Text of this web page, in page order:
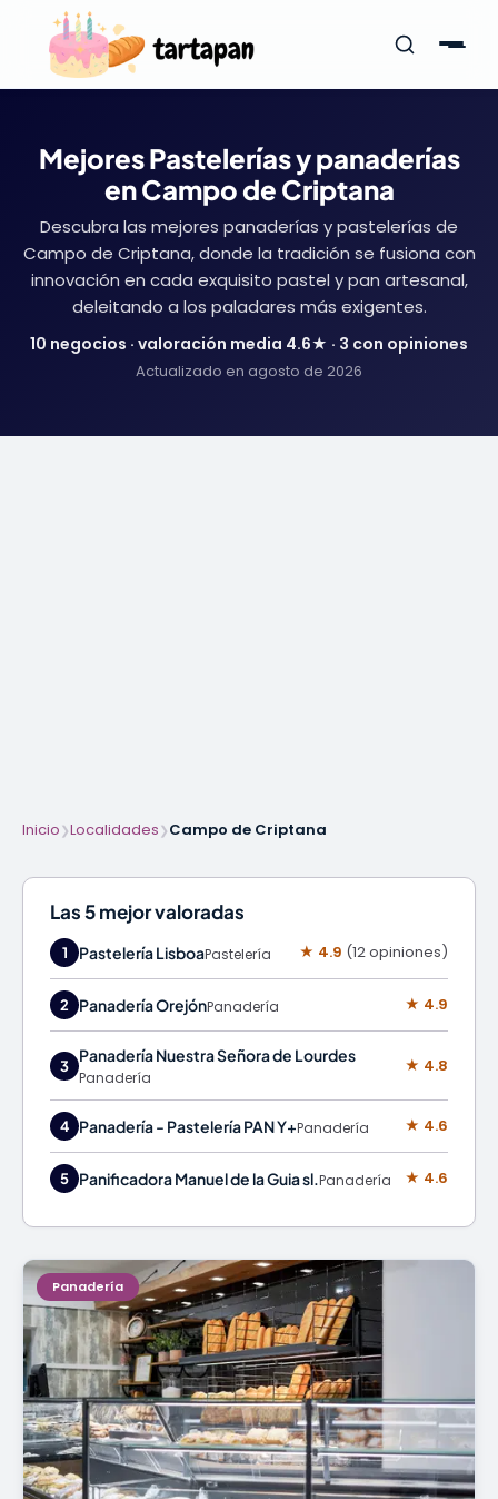
Mejores Pastelerías y panaderías
en Campo de Criptana
Descubra las mejores panaderías y pastelerías de
Campo de Criptana, donde la tradición se fusiona con
innovación en cada exquisito pastel y pan artesanal,
deleitando a los paladares más exigentes.
10 negocios · valoración media 4.6★ · 3 con opiniones
Actualizado en agosto de 2026
Inicio❯Localidades❯Campo de Criptana
Las 5 mejor valoradas
1 Pastelería LisboaPastelería ★ 4.9 (12 opiniones)
2 Panadería OrejónPanadería ★ 4.9
3
Panadería Nuestra Señora de Lourdes
Panadería
★ 4.8
4 Panadería - Pastelería PAN Y+Panadería ★ 4.6
5 Panificadora Manuel de la Guia sl.Panadería ★ 4.6
Panadería